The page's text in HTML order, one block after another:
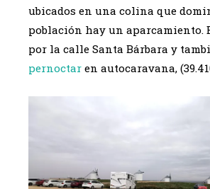
ubicados en una colina que
población hay un aparcamiento.
por la calle Santa Bárbara y
pernoctar en autocaravana,